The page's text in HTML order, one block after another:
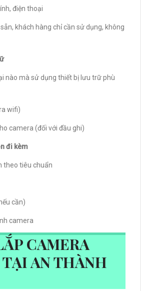
điện thoại
khách hàng chỉ cần sử dụng, không
nào mà sử dụng thiết bị lưu trữ phù
wifi)
camera (đối với đầu ghi)
đi kèm
theo tiêu chuẩn
cần)
camera
CAMERA
AN THÀNH